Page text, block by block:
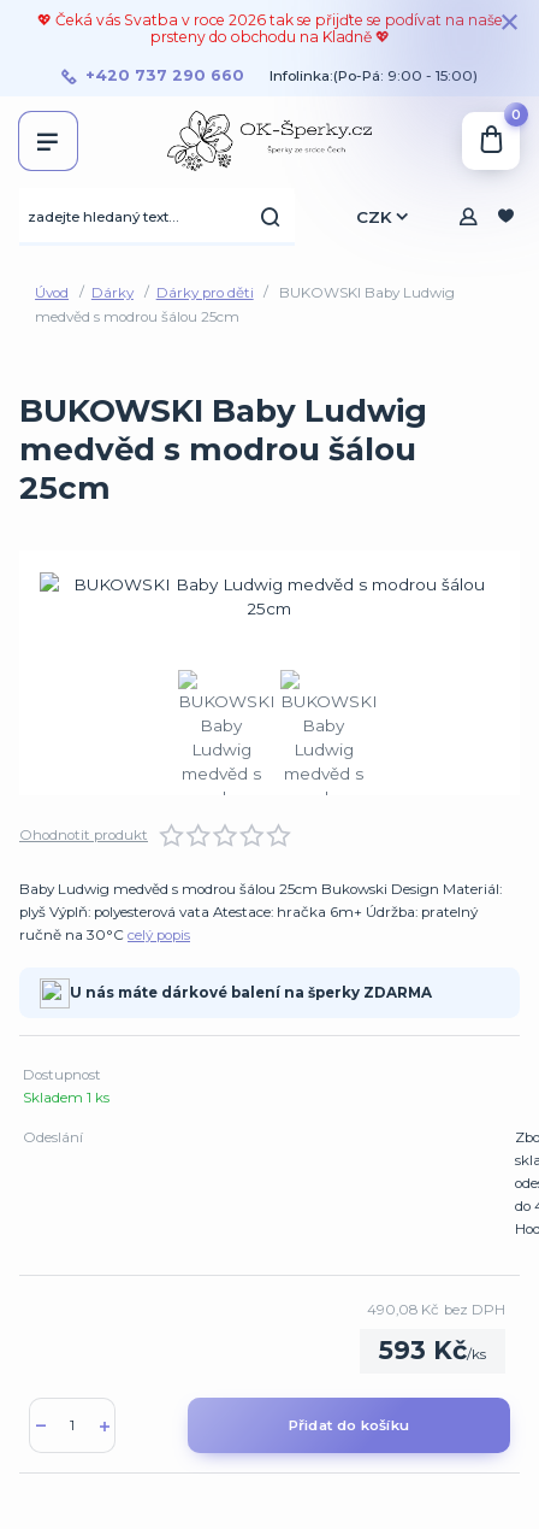
💖 Čeká vás Svatba v roce 2026 tak se přijďte se podívat na naše
prsteny do obchodu na Kladně 💖
CZK
+420 737 290 660 Infolinka:(Po-Pá: 9:00 - 15:00)
0
Úvod Dárky Dárky pro děti
BUKOWSKI Baby Ludwig
medvěd s modrou šálou 25cm
BUKOWSKI Baby Ludwig
medvěd s modrou šálou
25cm
Ohodnotit produkt
Baby Ludwig medvěd s modrou šálou 25cm Bukowski Design Materiál:
plyš Výplň: polyesterová vata Atestace: hračka 6m+ Údržba: pratelný
ručně na 30°C celý popis
U nás máte dárkové balení na šperky ZDARMA
Dostupnost
Skladem 1 ks
Odeslání
do
593 Kč/ks
490,08 Kč bez DPH
Přidat do košíku